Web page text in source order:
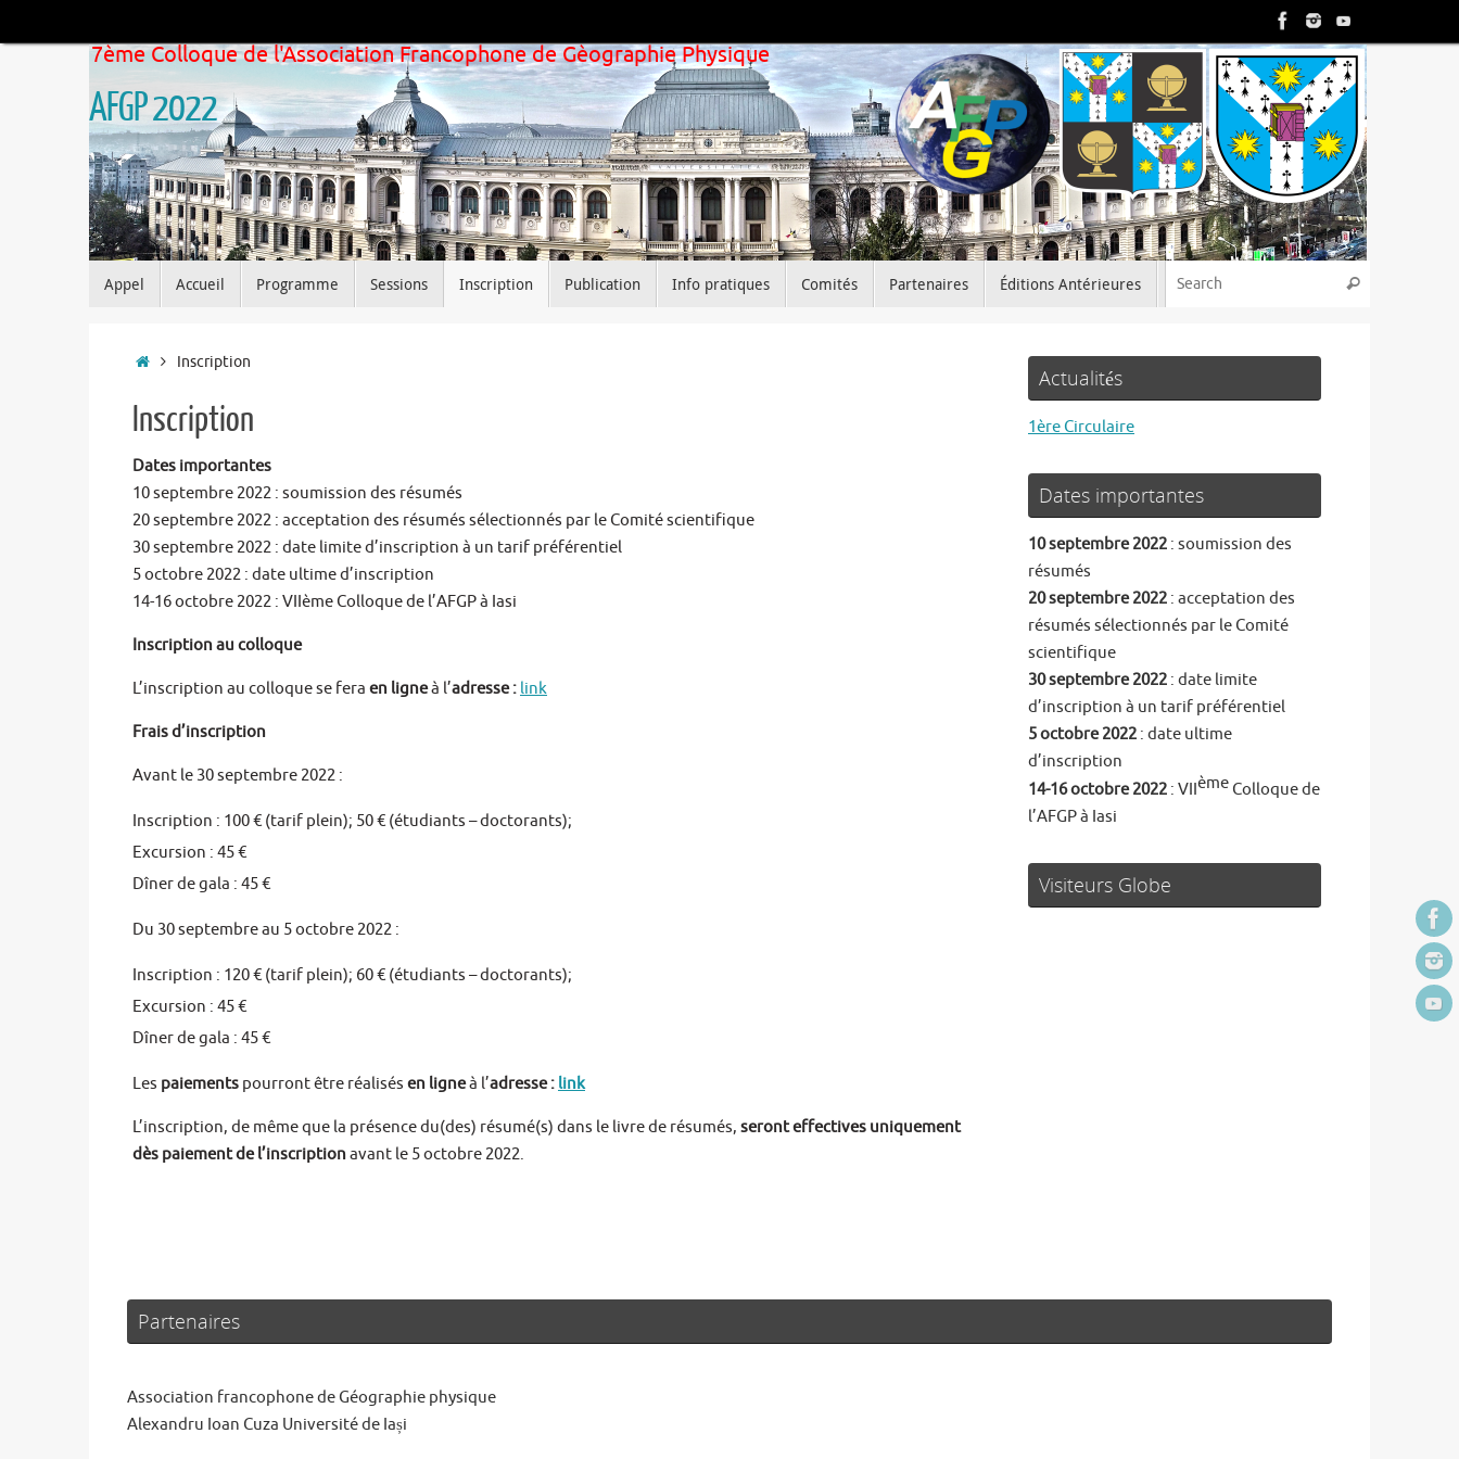
to
AFGP 2022
7ème Colloque de l'Association Francophone de Gèographie Physique
Appel Accueil Programme Sessions Inscription Publication Info pratiques Comités Partenaires Éditions Antérieures Search
HomeInscription
Inscription
Dates importantes
10 septembre 2022 : soumission des résumés
20 septembre 2022 : acceptation des résumés sélectionnés par le Comité scientifique
30 septembre 2022 : date limite d’inscription à un tarif préférentiel
5 octobre 2022 : date ultime d’inscription
14-16 octobre 2022 : VIIème Colloque de l’AFGP à Iasi
Inscription au colloque
L’inscription au colloque se fera en ligneà l’adresse : link
Frais d’inscription
Avant le 30 septembre 2022 :
Inscription : 100 € (tarif plein); 50 € (étudiants – doctorants);
Excursion : 45 €
Dîner de gala : 45 €
Du 30 septembre au 5 octobre 2022 :
Inscription : 120 € (tarif plein); 60 € (étudiants – doctorants);
Excursion : 45 €
Dîner de gala : 45 €
Les paiements pourront être réalisés en ligneà l’adresse : link
L’inscription, de même que la présence du(des) résumé(s) dans le livre de résumés, seront effectives uniquement
dès paiement de l’inscriptionavant le 5 octobre 2022.
Actualités
1ère Circulaire
Dates importantes
10 septembre 2022 : soumission des
résumés
20 septembre 2022 : acceptation des
résumés sélectionnés par le Comité
scientifique
30 septembre 2022 : date limite
d’inscription à un tarif préférentiel
5 octobre 2022 : date ultime
d’inscription
14-16 octobre 2022 : VIIème Colloque de
l’AFGP à Iasi
Visiteurs Globe
Partenaires
Association francophone de Géographie physique
Alexandru Ioan Cuza Université de Iași